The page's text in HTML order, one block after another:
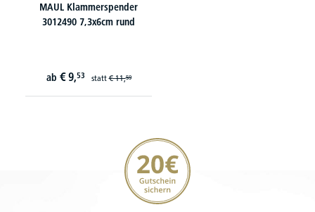
MAUL Klammerspender
3012490 7,3x6cm rund
ab € 9,53 statt€ 11,59
20€ Gutschein sichern